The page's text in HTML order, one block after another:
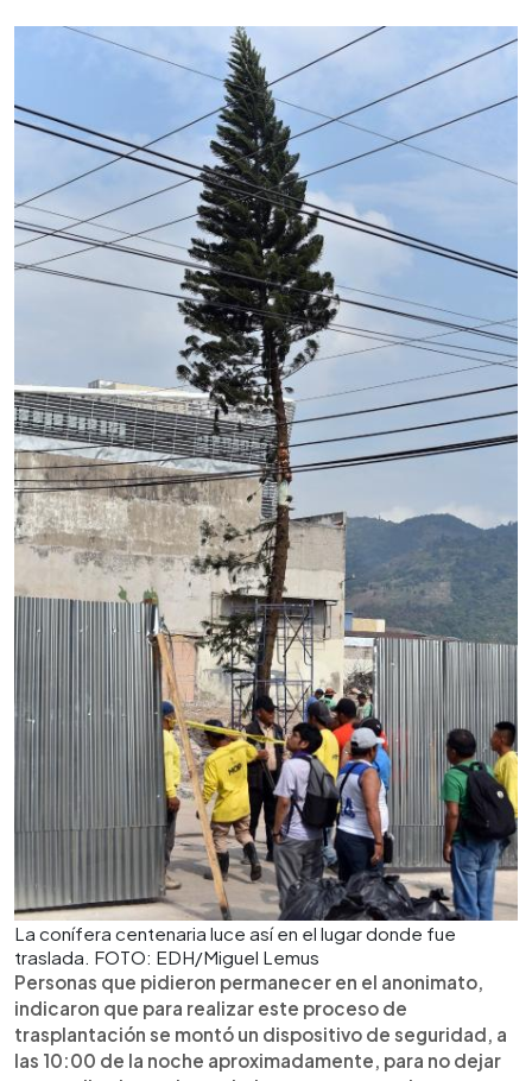
La conífera centenaria luce así en el lugar donde fue
traslada. FOTO: EDH/Miguel Lemus
Personas que pidieron permanecer en el anonimato,
indicaron que para realizar este proceso de
trasplantación se montó un dispositivo de seguridad, a
las 10:00 de la noche aproximadamente, para no dejar